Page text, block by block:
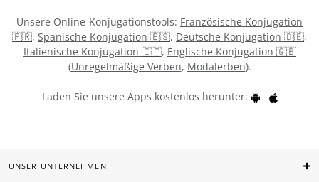
Unsere Online-Konjugationstools: Französische Konjugation
🇫🇷, Spanische Konjugation 🇪🇸, Deutsche Konjugation 🇩🇪,
Italienische Konjugation 🇮🇹, Englische Konjugation 🇬🇧
(Unregelmäßige Verben, Modalerben).
Laden Sie unsere Apps kostenlos herunter:
UNSER UNTERNEHMEN